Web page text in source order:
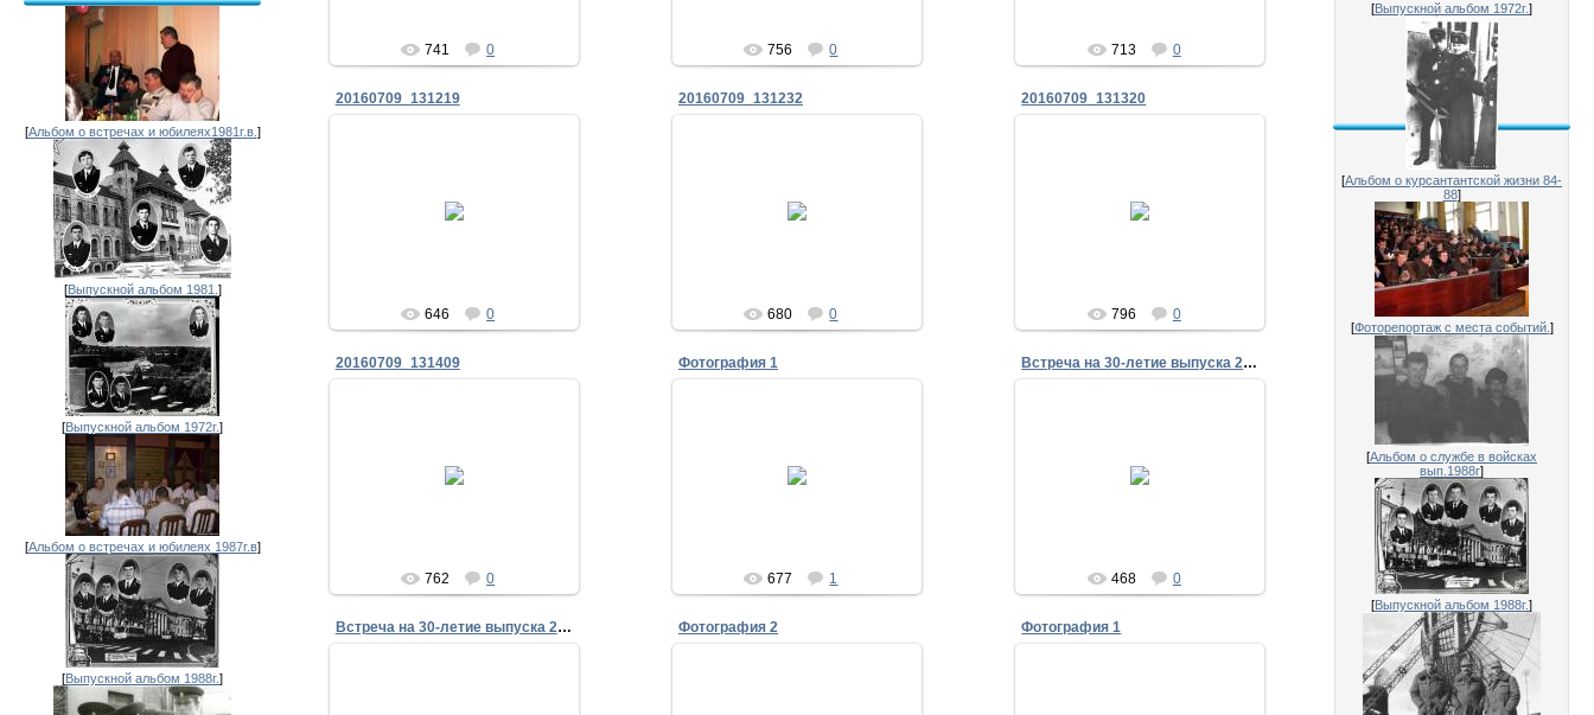
[Альбом о встречах и юбилеях1981г.в. ]
[Выпускной альбом 1981. ]
[Выпускной альбом 1972г.]
[Альбом о встречах и юбилеях 1987г.в]
[Выпускной альбом 1988г.]
741 0 756 0 713 0
20160709_131219
після фотографування
646 0
20160709_131232
Командир 2 батальону та
командир 6 роти
680 0
20160709_131320
35 років випуску. 2-й батальон
ПВВКУЗ.
796 0
20160709_131409
нагоди 35-річчя випуску.
762 0
Фотография 1
ПРАЗДНУЕМ 23 ФЕВРАЛЯ!!!
677 1
Встреча на 30-летие выпуска 23 июля 2011 года
Встреча на 30-летие выпуска 23
июля 2011 года
468 0
Встреча на 30-летие выпуска 23 июля 2011 года Фотография 2 Фотография 1
[Выпускной альбом 1972г.]
[Альбом о курсантантской жизни 84-
88]
[Фоторепортаж с места событий. ]
[Альбом о службе в войсках
вып.1988г]
[Выпускной альбом 1988г.]